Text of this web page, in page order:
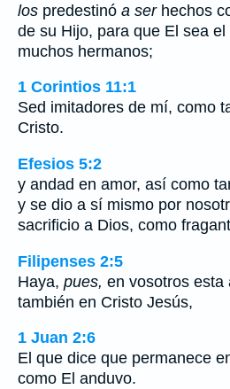
los predestinó a serhechos
de su Hijo, para que El sea
muchos hermanos;
1 Corintios 11:1
Sed imitadores de mí, como
Cristo.
Efesios 5:2
y andad en amor, así como
y se dio a sí mismo por
sacrificio a Dios, como
Filipenses 2:5
Haya, pues, en vosotros esta
también en Cristo Jesús,
1 Juan 2:6
El que dice que permanece
como El anduvo.